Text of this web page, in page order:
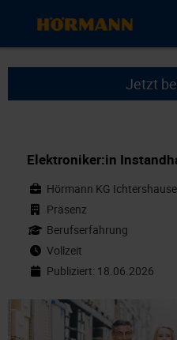
Jetzt
Elektroniker:in
Hörmann KG
Präsenz
Berufserfahrung
Vollzeit
Publiziert: 18.06.2026